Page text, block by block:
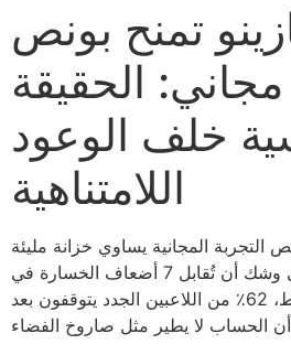
تمنح بونص
الحقيقة
خلف الوعود
اللامتناهية
التجربة المجانية يساوي خزانة مليئة
من الذهب، فأنت على وشك أن تُقابل 7 أضعاف الخسارة في
الجلسة التالية. في المتوسط، 62٪ من اللاعبين الجدد يتوقفون بعد